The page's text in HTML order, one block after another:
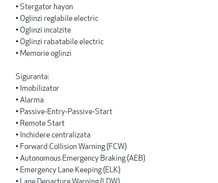
• Stergator hayon
• Oglinzi reglabile electric
• Oglinzi incalzite
• Oglinzi rabatabile electric
• Memorie oglinzi
Siguranta:
• Imobilizator
• Alarma
• Passive-Entry-Passive-Start
• Remote Start
• Inchidere centralizata
• Forward Collision Warning (FCW)
• Autonomous Emergency Braking (AEB)
• Emergency Lane Keeping (ELK)